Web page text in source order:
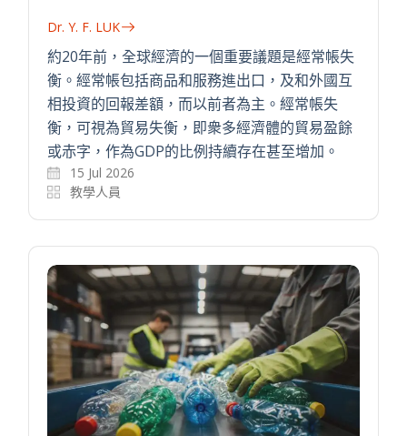
Dr. Y. F. LUK
約20年前，全球經濟的一個重要議題是經常帳失
衡。經常帳包括商品和服務進出口，及和外國互
相投資的回報差額，而以前者為主。經常帳失
衡，可視為貿易失衡，即衆多經濟體的貿易盈餘
或赤字，作為GDP的比例持續存在甚至增加。
15 Jul 2026
教學人員